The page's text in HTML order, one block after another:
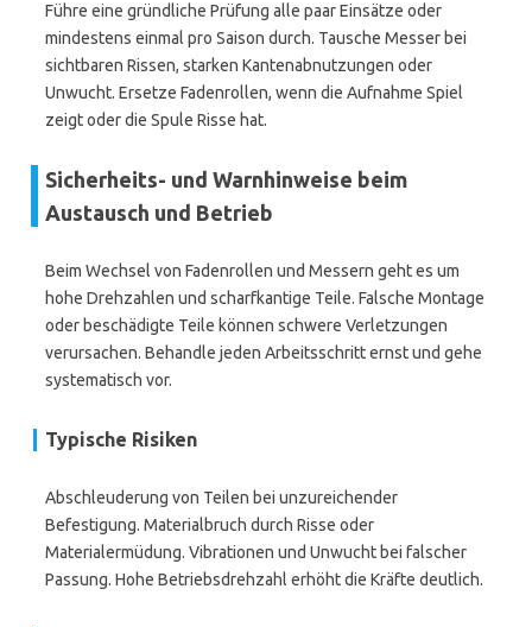
Führe eine gründliche Prüfung alle paar Einsätze oder
mindestens einmal pro Saison durch. Tausche Messer bei
sichtbaren Rissen, starken Kantenabnutzungen oder
Unwucht. Ersetze Fadenrollen, wenn die Aufnahme Spiel
zeigt oder die Spule Risse hat.
Sicherheits- und Warnhinweise beim
Austausch und Betrieb
Beim Wechsel von Fadenrollen und Messern geht es um
hohe Drehzahlen und scharfkantige Teile. Falsche Montage
oder beschädigte Teile können schwere Verletzungen
verursachen. Behandle jeden Arbeitsschritt ernst und gehe
systematisch vor.
Typische Risiken
Abschleuderung von Teilen bei unzureichender
Befestigung. Materialbruch durch Risse oder
Materialermüdung. Vibrationen und Unwucht bei falscher
Passung. Hohe Betriebsdrehzahl erhöht die Kräfte deutlich.